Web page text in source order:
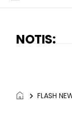
NOTIS:
FLASH